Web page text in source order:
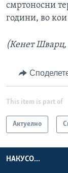
смртоносни
години, во
(Кенет
This item is part of
Актуелно
НАКУСО...